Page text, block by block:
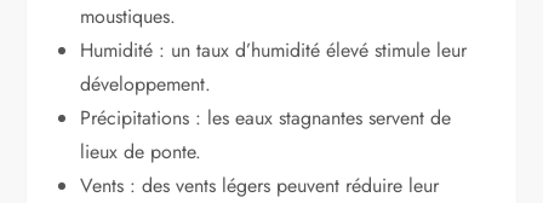
moustiques.
Humidité : un taux d’humidité élevé stimule leur
développement.
Précipitations : les eaux stagnantes servent de
lieux de ponte.
Vents : des vents légers peuvent réduire leur